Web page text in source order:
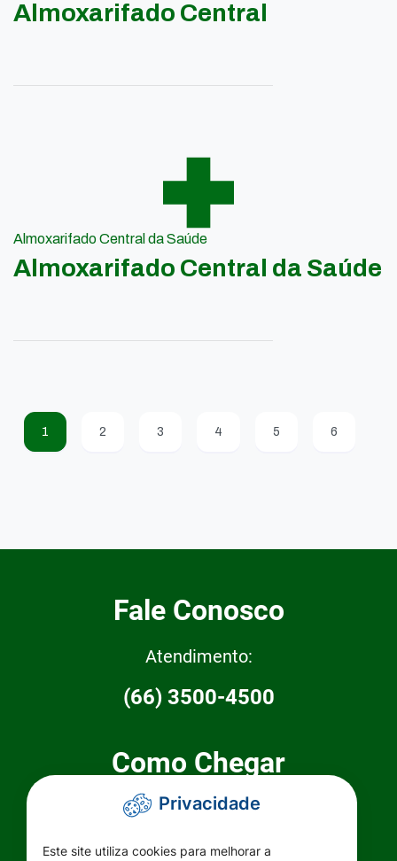
Almoxarifado Central
Almoxarifado Central da Saúde
Almoxarifado Central da Saúde
1 2 3 4 5 6
Fale Conosco
Atendimento:
(66) 3500-4500
Como Chegar
Prefeitura Municipal de Primavera do
Privacidade
Este site utiliza cookies para melhorar a